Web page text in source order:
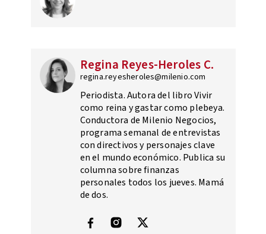
Regina Reyes-Heroles C.
regina.reyesheroles@milenio.com
Periodista. Autora del libro Vivir
como reina y gastar como plebeya.
Conductora de Milenio Negocios,
programa semanal de entrevistas
con directivos y personajes clave
en el mundo económico. Publica su
columna sobre finanzas
personales todos los jueves. Mamá
de dos.